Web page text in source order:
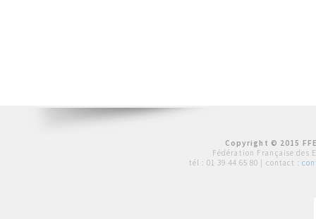
Copyright © 2015
Fédération Française des
tél : 01 39 44 65 80 | contact :